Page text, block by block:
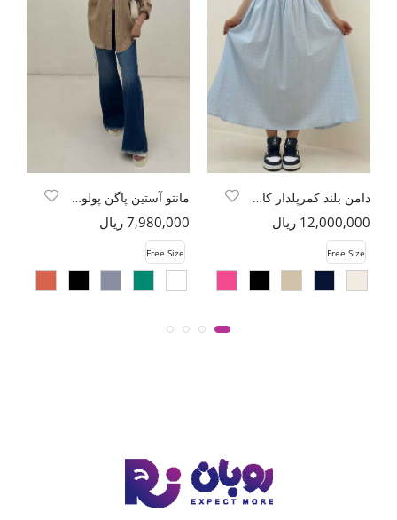
دامن بلند کمرپلدار کادنزا
12,000,000 ریال
Free Size
مانتو آستین پاگن پولوتی یقه آبشاری
7,980,000 ریال
Free Size